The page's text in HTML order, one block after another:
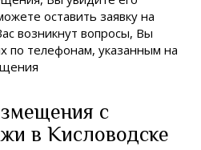
оставить заявку на
возникнут вопросы, Вы
по телефонам, указанным на
с
в Кисловодске